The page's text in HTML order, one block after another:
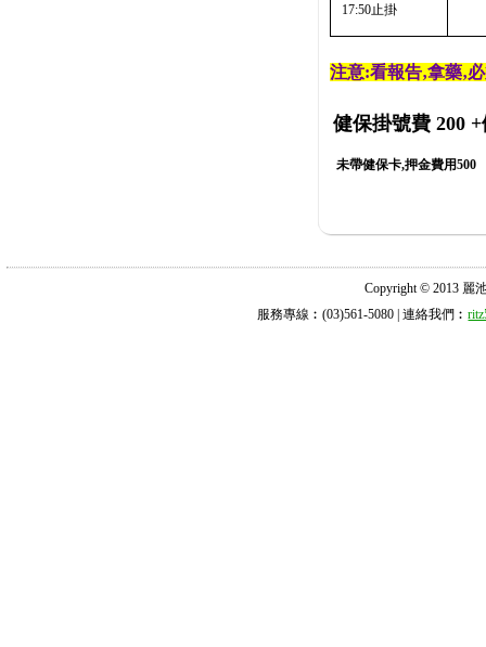
17:50止掛
注意:看報告‚拿藥‚
健保掛號費 200 +
未帶健保卡,押金費用500
Copyright © 2013 麗
服務專線︰(03)561-5080 | 連絡我們︰